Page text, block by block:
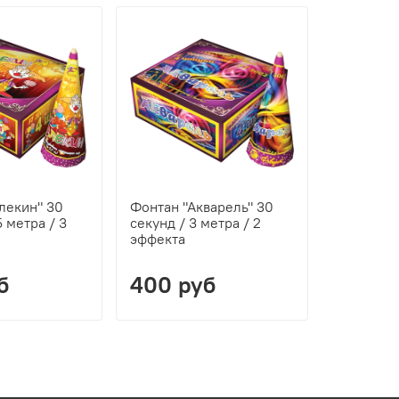
30
метра / 3
Фонтан "Акварель" 30
секунд / 3 метра / 2
эффекта
400 руб